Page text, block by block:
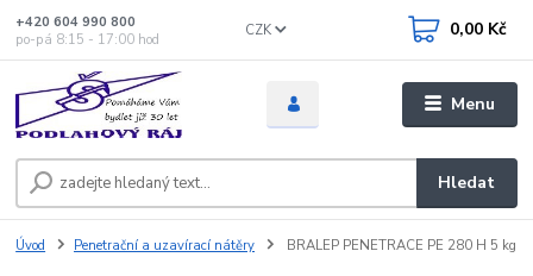
Menu
CZK
Hledat
+420 604 990 800
po-pá 8:15 - 17:00 hod
0,00 Kč
Úvod Penetrační a uzavírací nátěry BRALEP PENETRACE PE 280 H 5 kg